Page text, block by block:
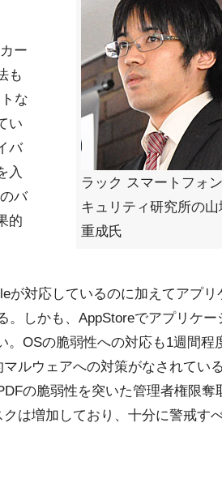
ラック スマートフォ
キュリティ研究所の山
重成氏
ー
も
な
い
バ
入
バ
的
が対応しているのに加えてアプリ
。しかも、AppStoreでアプリケー
。OSの脆弱性への対応も1週間程
ルウェアへの対策がなされている
の脆弱性を突いた管理者権限奪
は増加しており、十分に警戒す